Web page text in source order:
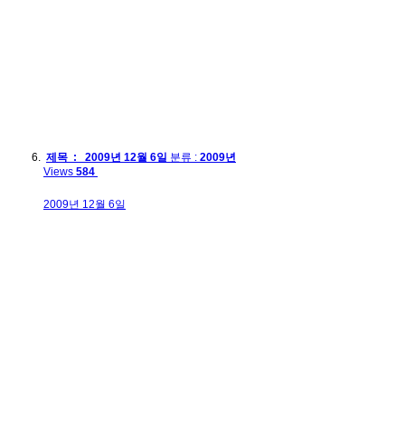
제목 : 2009년 12월 6일 분류 : 2009년
Views 584
2009년 12월 6일